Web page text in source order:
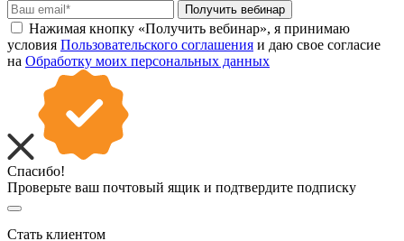
Получить вебинар
Нажимая кнопку «Получить вебинар», я принимаю
условия Пользовательского соглашения и даю свое согласие
на Обработку моих персональных данных
Спасибо!
Проверьте ваш почтовый ящик и подтвердите подписку
Стать клиентом